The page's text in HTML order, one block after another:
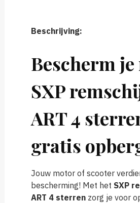
Beschrijving:
Bescherm
SXP
ART 4
gratis
Jouw motor of scooter
bescherming! Met het SXP
ART 4 sterrenzorg je voor